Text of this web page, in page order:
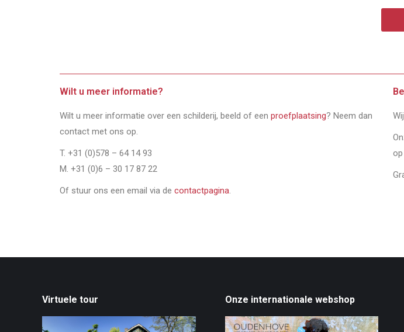
Wilt u meer informatie?
Wilt u meer informatie over een schilderij, beeld of een proefplaatsing? Neem dan
contact met ons op.
T. +31 (0)578 – 64 14 93
M. +31 (0)6 – 30 17 87 22
Of stuur ons een email via de contactpagina.
Virtuele tour Onze internationale webshop